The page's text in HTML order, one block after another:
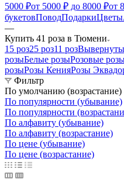
5000 ₽от 5000 ₽ до 8000 ₽от
букетовПоводПодаркиЦветы
—
Купить 41 роза в Тюмени
15 роз25 роз11 роз
розыБелые розыРозовые
розыРозы КенияРозы
Фильтр
По умолчанию (возрастание)
По популярности (убывание)
По популярности
По алфавиту (убывание)
По алфавиту (возрастание)
По цене (убывание)
По цене (возрастание)